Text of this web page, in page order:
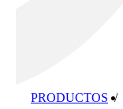
PRODUCTOS /